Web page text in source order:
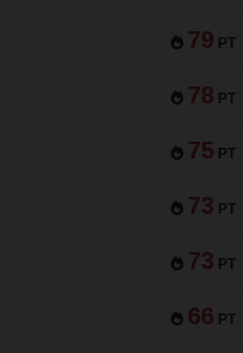
79 PT
78 PT
75 PT
73 PT
73 PT
66 PT